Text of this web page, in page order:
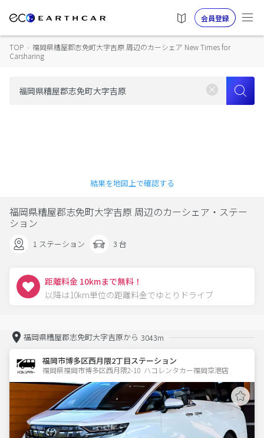
会員登録
TOP › 福岡県糟屋郡志免町大字吉原 周辺のカーシェア New Times for
Carsharing
結果を地図上で確認する
福岡県糟屋郡志免町大字吉原 周辺のカーシェア・ステー
ション
1 ステーション 3 台
距離料金 10kmまで無料！
以降は10km単位の距離料金でゆとりドライブ
福岡県糟屋郡志免町大字吉原から 3043m
福岡市博多区西月隈2丁目ステーション
福岡県福岡市博多区西月隈2-10  ハコレンタカー福岡空港店